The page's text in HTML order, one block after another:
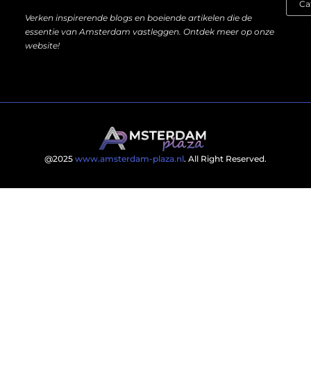
Verken inspirerende blogs en boeiende artikelen die de
essentie van Amsterdam vastleggen. Ontdek meer op onze
website!
@2025 www.amsterdam-plaza.nl. All Right Reserved.